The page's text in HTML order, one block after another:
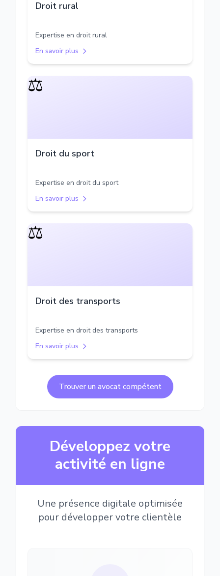
Droit rural
Expertise en droit rural
En savoir plus
⚖️
Droit du sport
Expertise en droit du sport
En savoir plus
⚖️
Droit des transports
Expertise en droit des transports
En savoir plus
Trouver un avocat compétent
Développez votre
activité en ligne
Une présence digitale optimisée
pour développer votre clientèle